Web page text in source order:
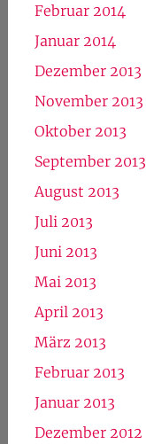
Februar 2014
Januar 2014
Dezember 2013
November 2013
Oktober 2013
September 2013
August 2013
Juli 2013
Juni 2013
Mai 2013
April 2013
März 2013
Februar 2013
Januar 2013
Dezember 2012